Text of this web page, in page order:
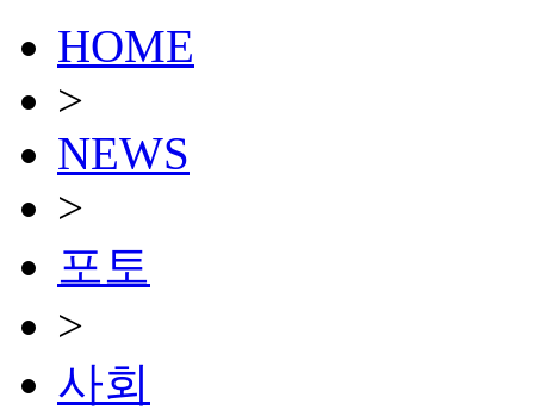
HOME
>
NEWS
>
포토
>
사회